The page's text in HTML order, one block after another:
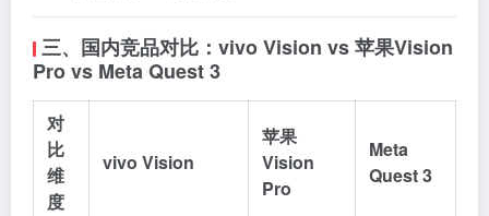
三、国内竞品对比：vivo Vision vs 苹果Vision
Pro vs Meta Quest 3
对
比
维
度
vivo Vision
苹果
Vision
Pro
Meta
Quest 3